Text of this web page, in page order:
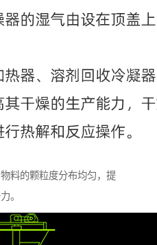
料的颗粒度分布均匀，提
。